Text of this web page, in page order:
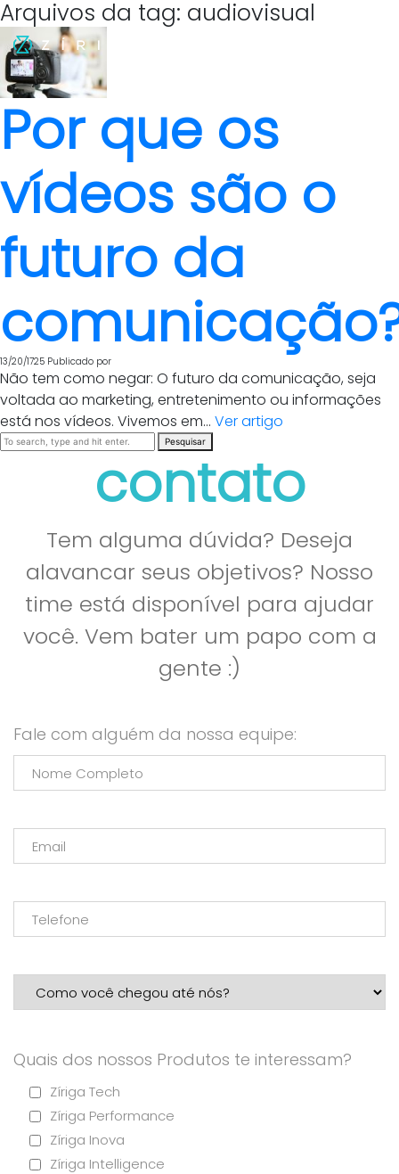
Arquivos da tag: audiovisual
Por que os
vídeos são o
futuro da
13/20/1725 Publicado por
Não tem como negar: O futuro da comunicação, seja
voltada ao marketing, entretenimento ou informações
está nos vídeos. Vivemos em... Ver artigo
Pesquisar
contato
Tem alguma dúvida? Deseja
alavancar seus objetivos? Nosso
time está disponível para ajudar
você. Vem bater um papo com a
gente :)
Fale com alguém da nossa equipe:
Quais dos nossos Produtos te interessam?
Zíriga Tech
Zíriga Performance
Zíriga Inova
Zíriga Intelligence